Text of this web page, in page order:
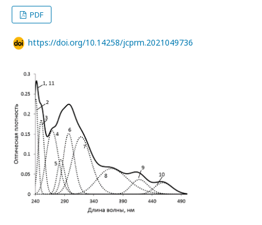
PDF
https://doi.org/10.14258/jcprm.2021049736